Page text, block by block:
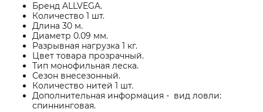
Бренд ALLVEGA.
Количество 1 шт.
Длина 30 м.
Диаметр 0.09 мм.
Разрывная нагрузка 1 кг.
Цвет товара прозрачный.
Тип монофильная леска.
Сезон внесезонный.
Количество нитей 1 шт.
Дополнительная информация - вид ловли:
спиннинговая.